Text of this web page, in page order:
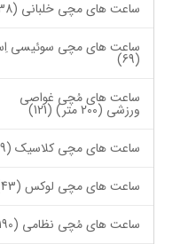
ساعت های مچی خلبانی (238)
ساعت های مچی سوئیسی
(69)
ساعت های مُچی غواصی
ورزشی (200 متر) (121)
ساعت های مچی کلاسیک (109)
ساعت های مچی لوکس (43)
ساعت های مُچی نظامی (190)